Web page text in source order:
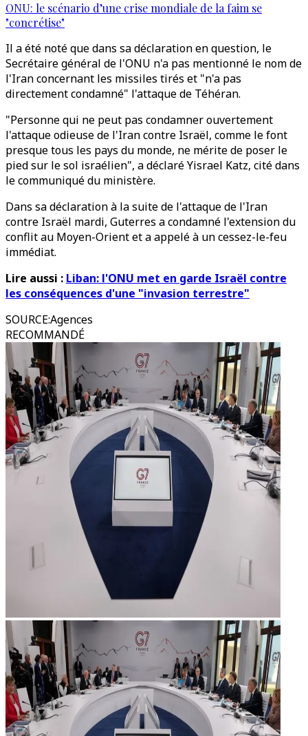
ONU: le scénario d’une crise mondiale de la faim se
"concrétise"
Il a été noté que dans sa déclaration en question, le
Secrétaire général de l'ONU n'a pas mentionné le nom de
l'Iran concernant les missiles tirés et "n'a pas
directement condamné" l'attaque de Téhéran.
"Personne qui ne peut pas condamner ouvertement
l'attaque odieuse de l'Iran contre Israël, comme le font
presque tous les pays du monde, ne mérite de poser le
pied sur le sol israélien", a déclaré Yisrael Katz, cité dans
le communiqué du ministère.
Dans sa déclaration à la suite de l'attaque de l'Iran
contre Israël mardi, Guterres a condamné l'extension du
conflit au Moyen-Orient et a appelé à un cessez-le-feu
immédiat.
Lire aussi : Liban: l'ONU met en garde Israël contre
les conséquences d'une "invasion terrestre"
SOURCE:Agences
RECOMMANDÉ